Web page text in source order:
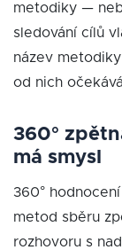
metodiky —
sledování cílů
název
od nich
360°
má smysl
360°
metod sběru
rozhovoru s